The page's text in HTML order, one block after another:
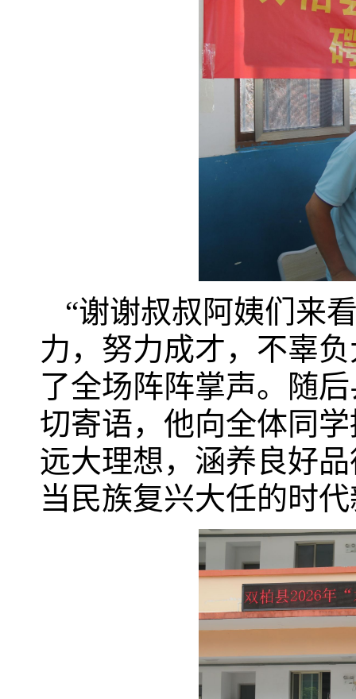
“谢谢叔叔阿姨们来
力，努力成才，不辜
了全场阵阵掌声。随
切寄语，他向全体同
远大理想，涵养良好
当民族复兴大任的时